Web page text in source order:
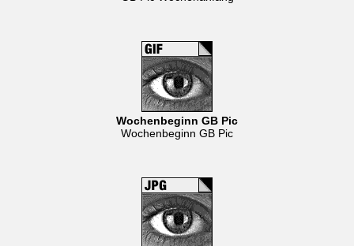
Wochenbeginn GB Pic
Wochenbeginn GB Pic